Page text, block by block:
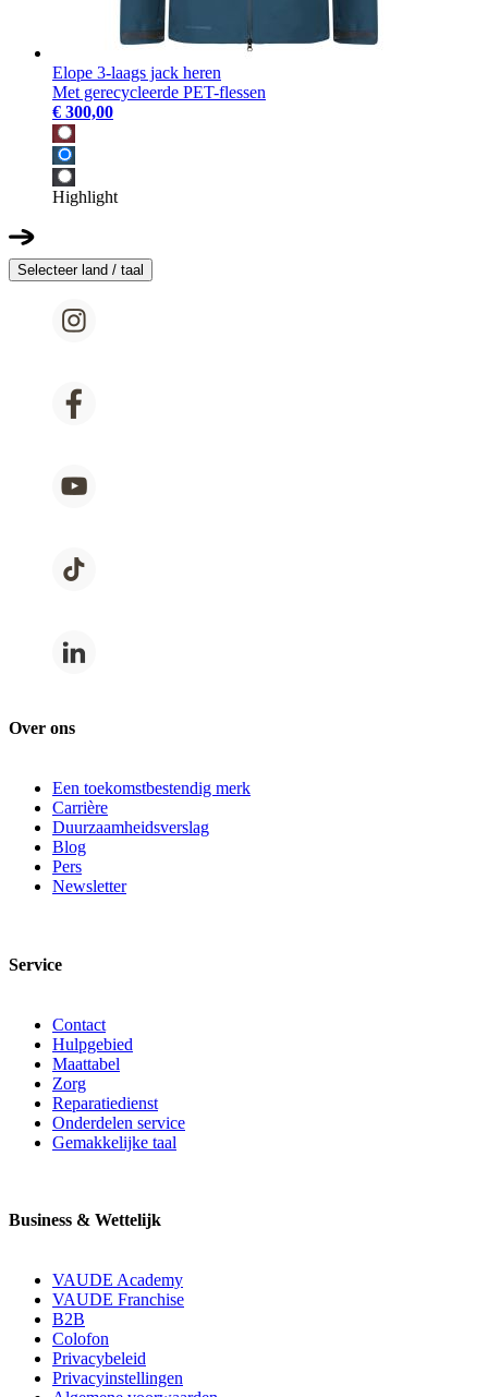
Elope 3-laags jack heren
Met gerecycleerde PET-flessen
€ 300,00
Highlight
Selecteer land / taal
Over ons
Een toekomstbestendig merk
Carrière
Duurzaamheidsverslag
Blog
Pers
Newsletter
Service
Contact
Hulpgebied
Maattabel
Zorg
Reparatiedienst
Onderdelen service
Gemakkelijke taal
Business & Wettelijk
VAUDE Academy
VAUDE Franchise
B2B
Colofon
Privacybeleid
Privacyinstellingen